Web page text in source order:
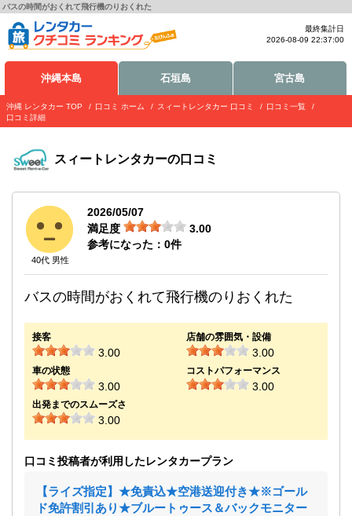
バスの時間がおくれて飛行機のりおくれた
最終集計日
2026-08-09 22:37:00
沖縄本島 石垣島 宮古島
沖縄 レンタカー TOP 口コミ ホーム スィートレンタカー 口コミ
口コミ一覧
口コミ詳細
スィートレンタカーの口コミ
40代 男性
2026/05/07
満足度
3.00
参考になった： 0件
バスの時間がおくれて飛行機のりおくれた
接客
3.00
店舗の雰囲気・設備
3.00
車の状態
3.00
コストパフォーマンス
3.00
出発までのスムーズさ
3.00
口コミ投稿者が利用したレンタカープラン
【ライズ指定】★免責込★空港送迎付き★※ゴール
ド免許割引あり★ブルートゥース＆バックモニター